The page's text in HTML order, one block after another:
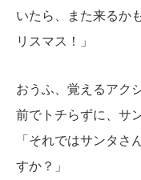
いたら、また来るか
リスマス！」
おうふ、覚えるア
前でトチらずに、サ
「それではサンタさ
すか？」